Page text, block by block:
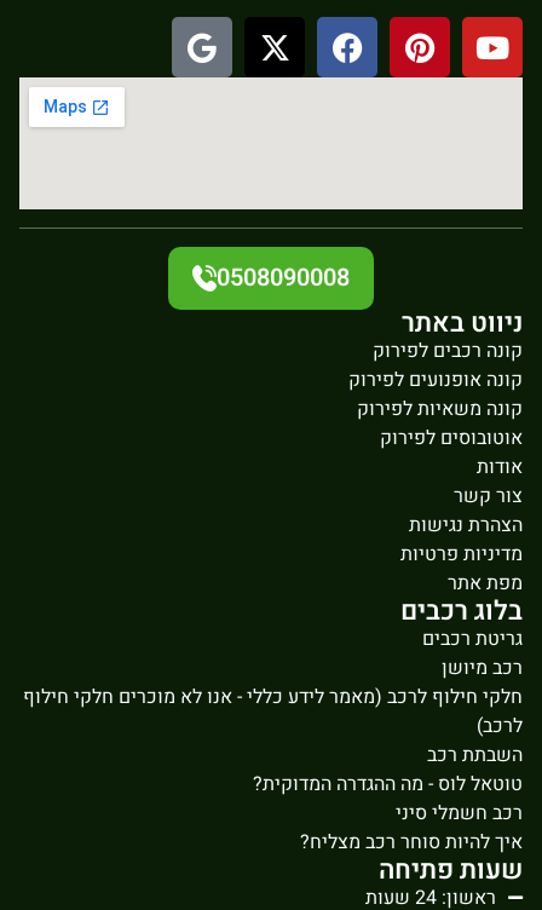
0508090008
ניווט באתר
קונה רכבים לפירוק
קונה אופנועים לפירוק
קונה משאיות לפירוק
אוטובוסים לפירוק
אודות
צור קשר
הצהרת נגישות
מדיניות פרטיות
מפת אתר
בלוג רכבים
גריטת רכבים
רכב מיושן
חלקי חילוף לרכב (מאמר לידע כללי - אנו לא מוכרים חלקי חילוף
לרכב)
השבתת רכב
טוטאל לוס - מה ההגדרה המדוקית?
רכב חשמלי סיני
איך להיות סוחר רכב מצליח?
שעות פתיחה
ראשון: 24 שעות